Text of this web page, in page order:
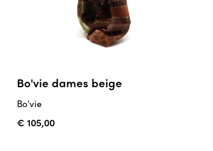
Bo'vie dames beige
Bo'vie
€ 105,00